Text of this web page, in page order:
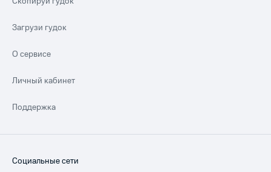
Загрузи гудок
О сервисе
Личный кабинет
Поддержка
Социальные сети